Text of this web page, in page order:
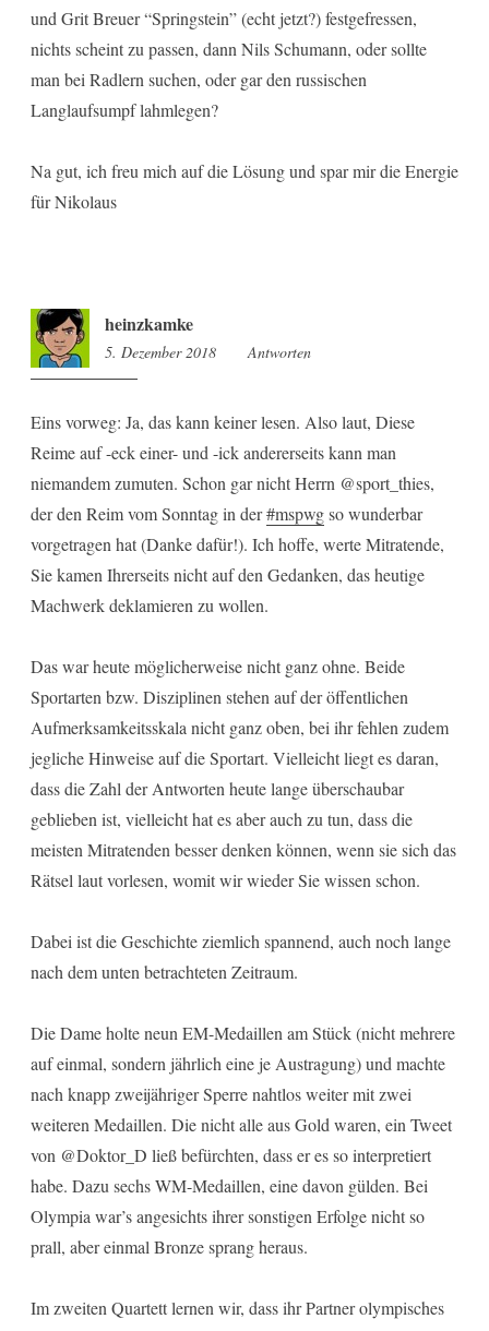
und Grit Breuer “Springstein” (echt jetzt?) festgefressen,
nichts scheint zu passen, dann Nils Schumann, oder sollte
man bei Radlern suchen, oder gar den russischen
Langlaufsumpf lahmlegen?
Na gut, ich freu mich auf die Lösung und spar mir die Energie
für Nikolaus
heinzkamke
5. Dezember 2018 19:00
Antworten
Eins vorweg: Ja, das kann keiner lesen. Also laut, Diese
Reime auf -eck einer- und -ick andererseits kann man
niemandem zumuten. Schon gar nicht Herrn @sport_thies,
der den Reim vom Sonntag in der#mspwgso wunderbar
vorgetragen hat (Danke dafür!). Ich hoffe, werte Mitratende,
Sie kamen Ihrerseits nicht auf den Gedanken, das heutige
Machwerk deklamieren zu wollen.
Das war heute möglicherweise nicht ganz ohne. Beide
Sportarten bzw. Disziplinen stehen auf der öffentlichen
Aufmerksamkeitsskala nicht ganz oben, bei ihr fehlen zudem
jegliche Hinweise auf die Sportart. Vielleicht liegt es daran,
dass die Zahl der Antworten heute lange überschaubar
geblieben ist, vielleicht hat es aber auch zu tun, dass die
meisten Mitratenden besser denken können, wenn sie sich das
Rätsel laut vorlesen, womit wir wieder Sie wissen schon.
Dabei ist die Geschichte ziemlich spannend, auch noch lange
nach dem unten betrachteten Zeitraum.
Die Dame holte neun EM-Medaillen am Stück (nicht mehrere
auf einmal, sondern jährlich eine je Austragung) und machte
nach knapp zweijähriger Sperre nahtlos weiter mit zwei
weiteren Medaillen. Die nicht alle aus Gold waren, ein Tweet
von @Doktor_D ließ befürchten, dass er es so interpretiert
habe. Dazu sechs WM-Medaillen, eine davon gülden. Bei
Olympia war’s angesichts ihrer sonstigen Erfolge nicht so
prall, aber einmal Bronze sprang heraus.
Im zweiten Quartett lernen wir, dass ihr Partner olympisches